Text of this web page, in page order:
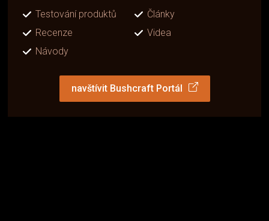
Testování produktů
Články
Recenze
Videa
Návody
navštívit Bushcraft Portál